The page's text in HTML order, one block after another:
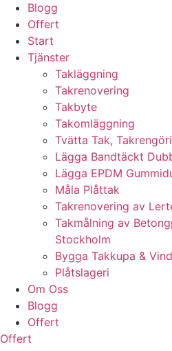
Blogg
Offert
Start
Tjänster
Takläggning
Takrenovering
Takbyte
Takomläggning
Tvätta Tak,
Lägga Bandtäckt
Lägga EPDM
Måla Plåttak
Takrenovering av
Takmålning av
Stockholm
Bygga Takkupa &
Plåtslageri
Om Oss
Blogg
Offert
Offert